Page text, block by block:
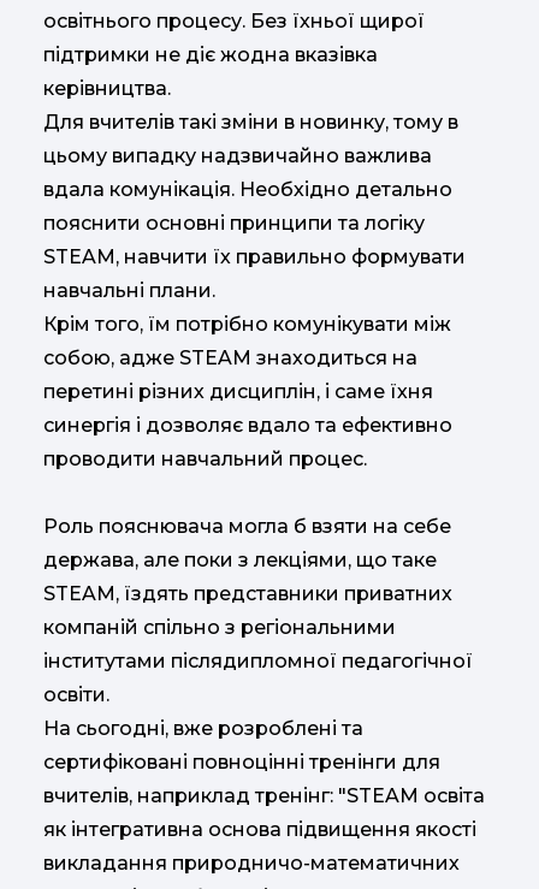
освітнього процесу. Без їхньої щирої
підтримки не діє жодна вказівка
керівництва.
Для вчителів такі зміни в новинку, тому в
цьому випадку надзвичайно важлива
вдала комунікація. Необхідно детально
пояснити основні принципи та логіку
STEAM, навчити їх правильно формувати
навчальні плани.
Крім того, їм потрібно комунікувати між
собою, адже STEAM знаходиться на
перетині різних дисциплін, і саме їхня
синергія і дозволяє вдало та ефективно
проводити навчальний процес.
Роль пояснювача могла б взяти на себе
держава, але поки з лекціями, що таке
STEAM, їздять представники приватних
компаній спільно з регіональними
інститутами післядипломної педагогічної
освіти.
На сьогодні, вже розроблені та
сертифіковані повноцінні тренінги для
вчителів, наприклад тренінг: "STEAM освіта
як інтегративна основа підвищення якості
викладання природничо-математичних